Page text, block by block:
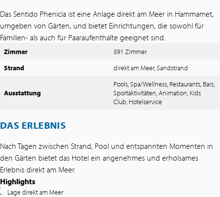
Das Sentido Phenicia ist eine Anlage direkt am Meer in Hammamet,
umgeben von Gärten, und bietet Einrichtungen, die sowohl für
Familien- als auch für Paaraufenthalte geeignet sind.
Zimmer
391 Zimmer
Strand
direkt am Meer, Sandstrand
Ausstattung
Pools, Spa/Wellness, Restaurants, Bars,
Sportaktivitäten, Animation, Kids
Club, Hotelservice
DAS ERLEBNIS
Nach Tagen zwischen Strand, Pool und entspannten Momenten in
den Gärten bietet das Hotel ein angenehmes und erholsames
Erlebnis direkt am Meer.
Highlights
Lage direkt am Meer